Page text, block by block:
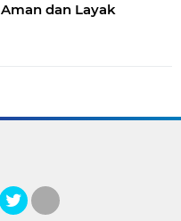
dan Layak